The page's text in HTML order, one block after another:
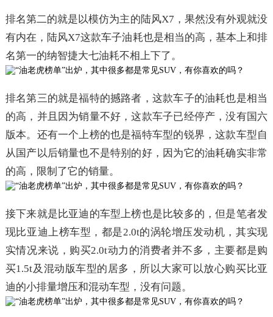
排名第二的就是以模仿为主的陆风X7，果然没有外观就没
有内在，陆风X7这款车子油耗也是相当的高，基本上和排
名第一的纳智捷大七油耗不相上下了。
排名第三的就是福特的撼路者，这款车子的油耗也是相当
的高，并且因为销量不好，这款车子已经停产，没有国六
版本。还有一个上榜的也是福特车型的锐界，这款车型自
从国产以后销量也不是特别的好，因为它的油耗确实非常
的高，限制了它的销量。
接下来就是比亚迪的车型上榜也是比较多的，但是笔者发
现比亚迪上榜车型，都是2.0t的涡轮增压发动机，其实现
实情况来说，购买2.0t动力的消费者并不多，主要都是购
买1.5t及混动版车型的居多，所以大家可以放心购买比亚
迪的小排量增压和混动车型，没有问题。